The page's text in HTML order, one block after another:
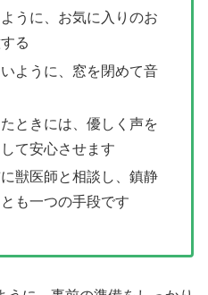
うに、お気に入りのお
る
ように、窓を閉めて音
ときには、優しく声を
て安心させます
獣医師と相談し、鎮静
も一つの手段です